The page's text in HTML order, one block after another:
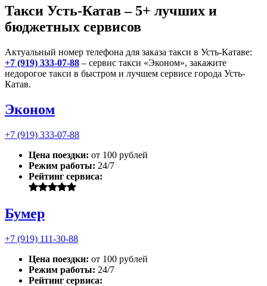
Такси Усть-Катав– 5+ лучших и
бюджетных сервисов
Актуальный номер телефона для заказа такси в Усть-Катаве:
+7 (919) 333-07-88 – сервис такси «Эконом», закажите
недорогое такси в быстром и лучшем сервисе города Усть-
Катав.
Эконом
+7 (919) 333-07-88
Цена поездки: от 100 рублей
Режим работы: 24/7
Рейтинг сервиса:
Бумер
+7 (919) 111-30-88
Цена поездки: от 100 рублей
Режим работы: 24/7
Рейтинг сервиса: